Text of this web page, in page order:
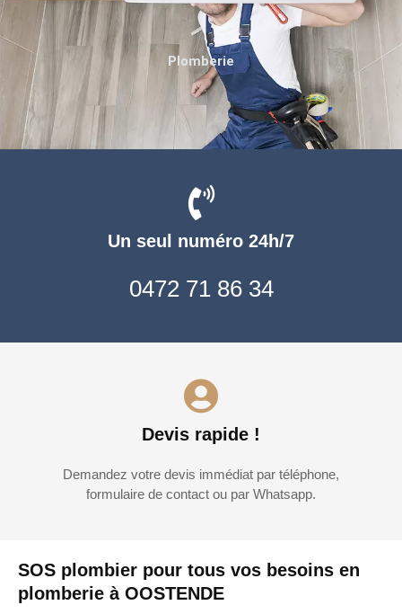
SOS plombier pour tous vos besoins en
plomberie à OOSTENDE
Un seul numéro 24h/7
0472 71 86 34
Devis rapide !
Demandez votre devis immédiat par téléphone,
formulaire de contact ou par Whatsapp.
Plomberie